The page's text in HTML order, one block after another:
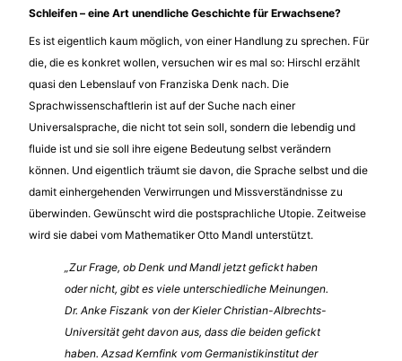
Schleifen – eine Art unendliche Geschichte für Erwachsene?
Es ist eigentlich kaum möglich, von einer Handlung zu sprechen. Für
die, die es konkret wollen, versuchen wir es mal so: Hirschl erzählt
quasi den Lebenslauf von Franziska Denk nach. Die
Sprachwissenschaftlerin ist auf der Suche nach einer
Universalsprache, die nicht tot sein soll, sondern die lebendig und
fluide ist und sie soll ihre eigene Bedeutung selbst verändern
können. Und eigentlich träumt sie davon, die Sprache selbst und die
damit einhergehenden Verwirrungen und Missverständnisse zu
überwinden. Gewünscht wird die postsprachliche Utopie. Zeitweise
wird sie dabei vom Mathematiker Otto Mandl unterstützt.
„Zur Frage, ob Denk und Mandl jetzt gefickt haben
oder nicht, gibt es viele unterschiedliche Meinungen.
Dr. Anke Fiszank von der Kieler Christian-Albrechts-
Universität geht davon aus, dass die beiden gefickt
haben. Azsad Kernfink vom Germanistikinstitut der